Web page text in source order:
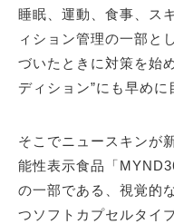
睡眠、運動、食事、ス
ィション管理の一部と
づいたときに対策を始
ディション”にも早め
そこでニュースキンが
能性表示食品「
の一部である、視覚的
つソフトカプセルタイ